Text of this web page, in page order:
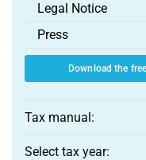
Legal Notice
Press
Download the
Tax manual:
Select tax year: